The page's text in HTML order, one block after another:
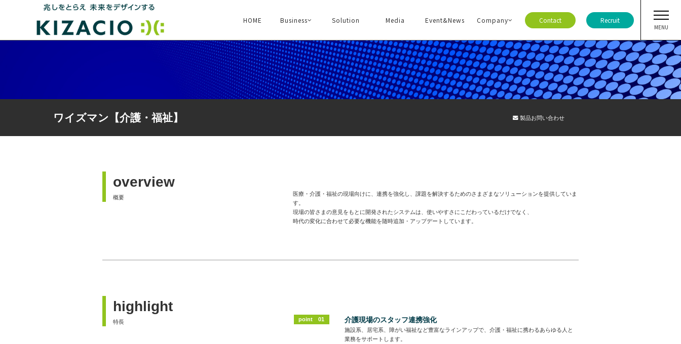
HOME Business Solution Media Event&News Company Contact Recruit
MENU
HOME
キザシオについて
システム開発
業務パッケージソリューション
ソリューション
認証取得
一般事業主行動計画
情報セキュリティ方針
イベント・ニュース
採用情報
お問い合わせ
ワイズマン【介護・福祉】 製品お問い合わせ
overview
概要
医療・介護・福祉の現場向けに、連携を強化し、課題を解決するためのさまざまなソリューションを提供していま
す。
現場の皆さまの意見をもとに開発されたシステムは、使いやすさにこだわっているだけでなく、
時代の変化に合わせて必要な機能を随時追加・アップデートしています。
highlight
特長 point 01 介護現場のスタッフ連携強化
施設系、居宅系、障がい福祉など豊富なラインアップで、介護・福祉に携わるあらゆる人と
業務をサポートします。